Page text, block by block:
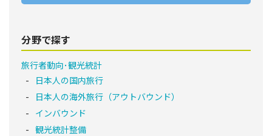
分野で探す
旅行者動向･観光統計
日本人の国内旅行
日本人の海外旅行（アウトバウンド）
インバウンド
観光統計整備